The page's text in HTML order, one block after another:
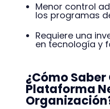
Menor control
los programas
Requiere una
en tecnología y
¿Cómo Saber
Plataforma